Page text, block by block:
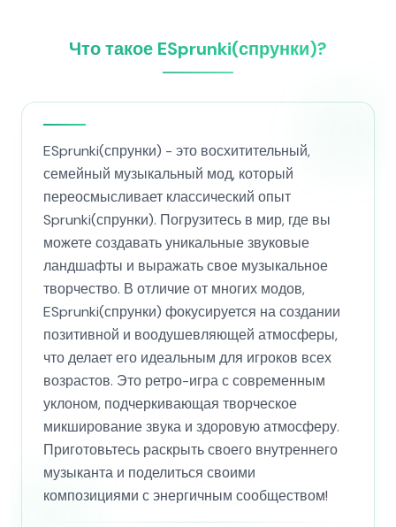
Что такое ESprunki(спрунки)?
ESprunki(спрунки) - это восхитительный,
семейный музыкальный мод, который
переосмысливает классический опыт
Sprunki(спрунки). Погрузитесь в мир, где вы
можете создавать уникальные звуковые
ландшафты и выражать свое музыкальное
творчество. В отличие от многих модов,
ESprunki(спрунки) фокусируется на создании
позитивной и воодушевляющей атмосферы,
что делает его идеальным для игроков всех
возрастов. Это ретро-игра с современным
уклоном, подчеркивающая творческое
микширование звука и здоровую атмосферу.
Приготовьтесь раскрыть своего внутреннего
музыканта и поделиться своими
композициями с энергичным сообществом!